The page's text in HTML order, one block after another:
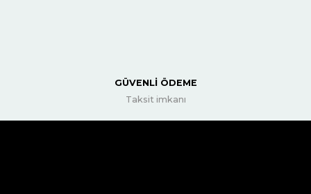
GÜVENLİ ÖDEME
Taksit imkanı